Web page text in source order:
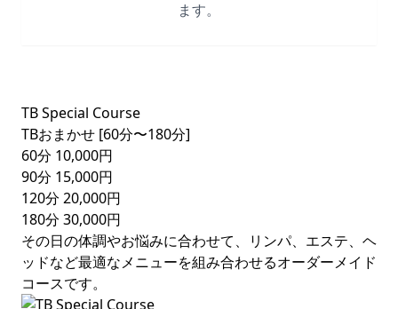
ます。
TB Special Course
TBおまかせ [60分〜180分]
60分 10,000円
90分 15,000円
120分 20,000円
180分 30,000円
その日の体調やお悩みに合わせて、リンパ、エステ、ヘ
ッドなど最適なメニューを組み合わせるオーダーメイド
コースです。